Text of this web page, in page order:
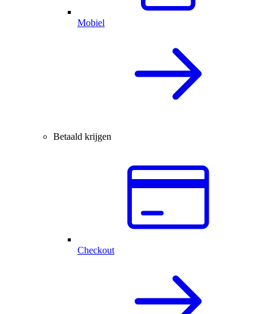
Mobiel
Betaald krijgen
Checkout